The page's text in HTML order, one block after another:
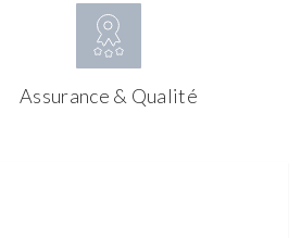
Assurance & Qualité